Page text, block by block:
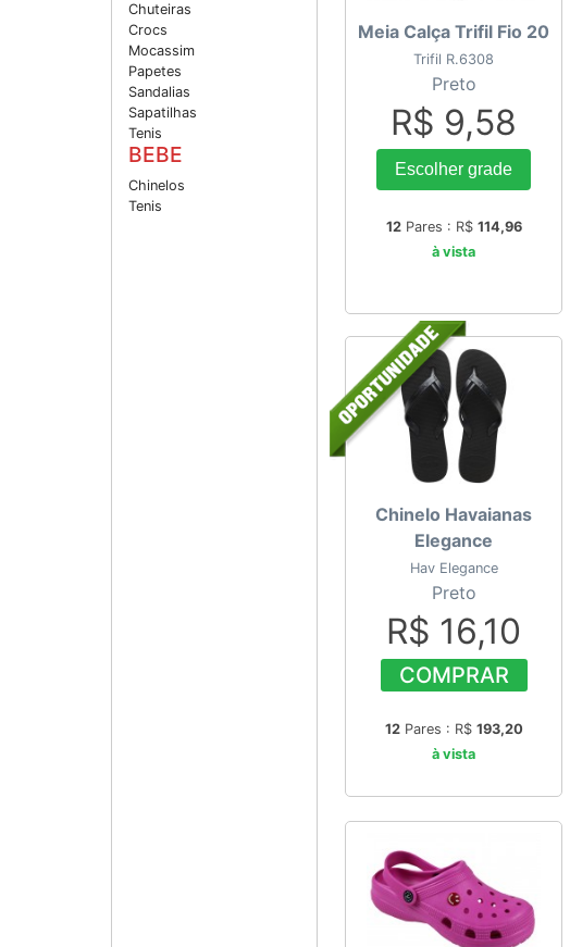
Chuteiras
Crocs
Mocassim
Papetes
Sandalias
Sapatilhas
Tenis
BEBE
Chinelos
Tenis
Meia Calça Trifil Fio 20
Trifil R.6308
Preto
R$ 9,58
Escolher grade
12Pares : R$ 114,96
à vista
Chinelo Havaianas
Elegance
Hav Elegance
Preto
R$ 16,10
COMPRAR
12Pares : R$ 193,20
à vista